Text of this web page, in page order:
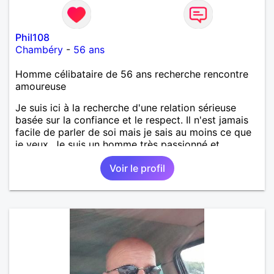
Phil108
Chambéry - 56 ans
Homme célibataire de 56 ans recherche rencontre
amoureuse
Je suis ici à la recherche d'une relation sérieuse
basée sur la confiance et le respect. Il n'est jamais
facile de parler de soi mais je sais au moins ce que
je veux. Je suis un homme très passionné et
romantique qui n'essaie jamais de prendre la vie
trop au sérieux. Je cherche quelqu'un d'honnête, de
responsable et qui comprend les vraies valeurs
d'une relation et la possibilité de tout partager
Voir le profil